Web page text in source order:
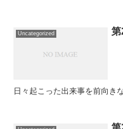
Uncategorized
日々起こった出来事を前向き